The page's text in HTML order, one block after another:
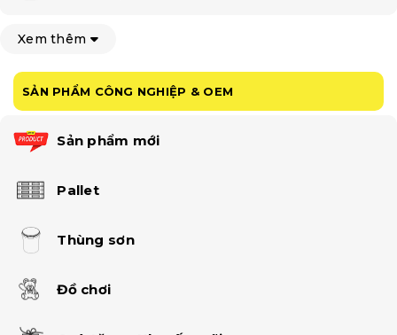
Xem thêm
SẢN PHẨM CÔNG NGHIỆP & OEM
Sản phẩm mới
Pallet
Thùng sơn
Đồ chơi